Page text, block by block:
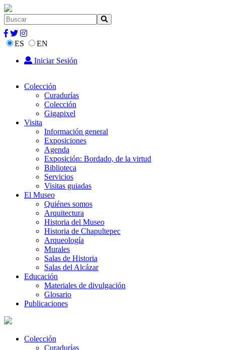
ES
EN
Iniciar Sesión
Colección
Curadurías
Colección
Gigapixel
Visita
Información general
Exposiciones
Agenda
Exposición: Bordado, de la virtud
Biblioteca
Servicios
Visitas guiadas
El Museo
Quiénes somos
Arquitectura
Historia del Museo
Historia de Chapultepec
Arqueología
Murales
Salas de Historia
Salas del Alcázar
Educación
Materiales de divulgación
Glosario
Publicaciones
Colección
Curadurías